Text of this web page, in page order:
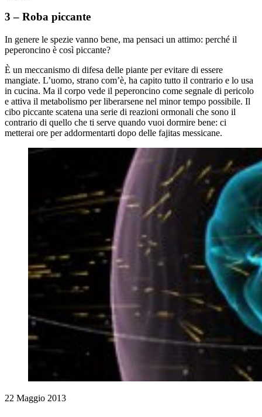
3 – Roba piccante
In genere le spezie vanno bene, ma pensaci un attimo: perché il
peperoncino è così piccante?
È un meccanismo di difesa delle piante per evitare di essere
mangiate. L’uomo, strano com’è, ha capito tutto il contrario e lo usa
in cucina. Ma il corpo vede il peperoncino come segnale di pericolo
e attiva il metabolismo per liberarsene nel minor tempo possibile. Il
cibo piccante scatena una serie di reazioni ormonali che sono il
contrario di quello che ti serve quando vuoi dormire bene: ci
metterai ore per addormentarti dopo delle fajitas messicane.
22 Maggio 2013